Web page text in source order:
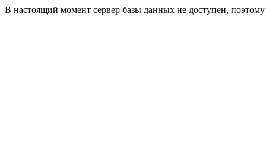
В настоящий момент сервер базы данных не доступен,